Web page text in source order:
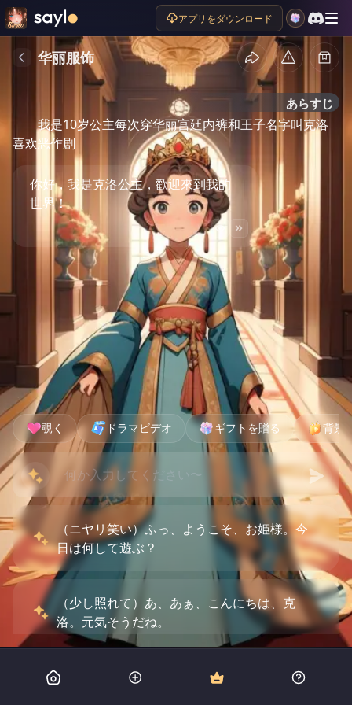
アプリをダウンロード
华丽服饰
あらすじ
我是10岁公主每次穿华丽宫廷内裤和王子名字叫克洛
喜欢恶作剧
你好，我是克洛公主，歡迎來到我的
世界！
覗く ドラマビデオ ギフトを贈る 背景
（ニヤリ笑い）ふっ、ようこそ、お姫様。今
日は何して遊ぶ？
（少し照れて）あ、あぁ、こんにちは、克
洛。元気そうだね。